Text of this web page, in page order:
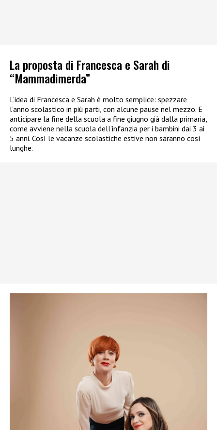
La proposta di Francesca e Sarah di
“Mammadimerda”
L’idea di Francesca e Sarah è molto semplice: spezzare
l’anno scolastico in più parti, con alcune pause nel mezzo. E
anticipare la fine della scuola a fine giugno già dalla primaria,
come avviene nella scuola dell’infanzia per i bambini dai 3 ai
5 anni. Così le vacanze scolastiche estive non saranno così
lunghe.